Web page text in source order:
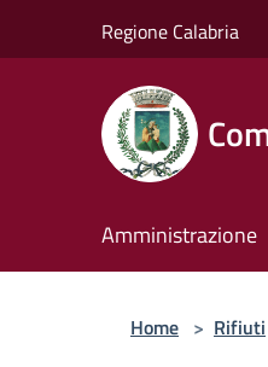
Regione Calabria
Amministrazione
Home > Rifiuti